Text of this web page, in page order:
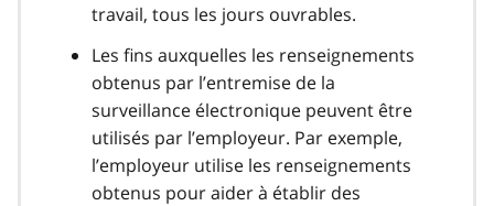
travail, tous les jours ouvrables.
Les fins auxquelles les renseignements
obtenus par l’entremise de la
surveillance électronique peuvent être
utilisés par l’employeur. Par exemple,
l’employeur utilise les renseignements
obtenus pour aider à établir des